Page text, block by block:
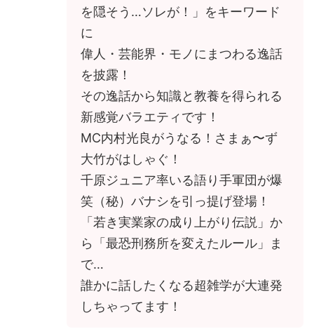
を隠そう…ソレが！」をキーワード
に
偉人・芸能界・モノにまつわる逸話
を披露！
その逸話から知識と教養を得られる
新感覚バラエティです！
MC内村光良がうなる！さまぁ〜ず
大竹がはしゃぐ！
千原ジュニア率いる語り手軍団が爆
笑（秘）バナシを引っ提げ登場！
「若き実業家の成り上がり伝説」か
ら「最恐刑務所を変えたルール」ま
で…
誰かに話したくなる超雑学が大連発
しちゃってます！